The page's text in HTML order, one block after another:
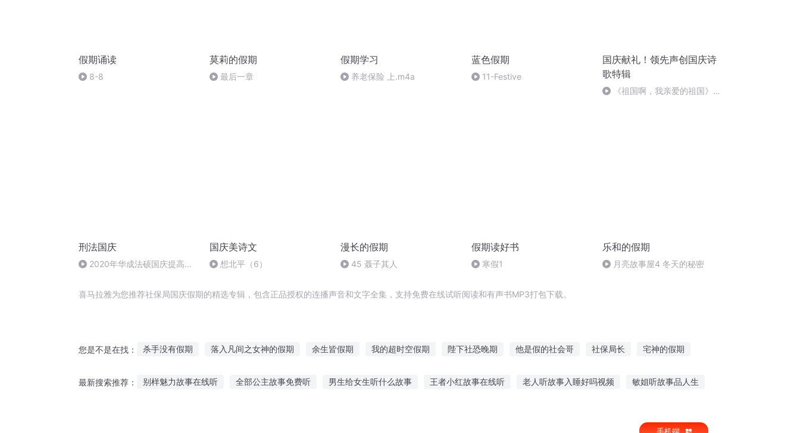
假期诵读
8-8
莫莉的假期
最后一章
假期学习
养老保险 上.m4a
蓝色假期
11-Festive
国庆献礼！领先声创国庆诗
歌特辑
《祖国啊，我亲爱的祖国》温
刑法国庆
2020年华成法硕国庆提高班
国庆美诗文
想北平（6）
漫长的假期
45 聂子其人
假期读好书
寒假1
乐和的假期
月亮故事屋4 冬天的秘密
喜马拉雅为您推荐社保局国庆假期的精选专辑，包含正品授权的连播声音和文字全集，支持免费在线试听阅读和有声书MP3打包下载。
您是不是在找： 杀手没有假期 落入凡间之女神的假期 余生皆假期 我的超时空假期 陛下社恐晚期 他是假的社会哥 社保局长 宅神的假期
最新搜索推荐： 别样魅力故事在线听 全部公主故事免费听 男生给女生听什么故事 王者小红故事在线听 老人听故事入睡好吗视频 敏姐听故事品人生